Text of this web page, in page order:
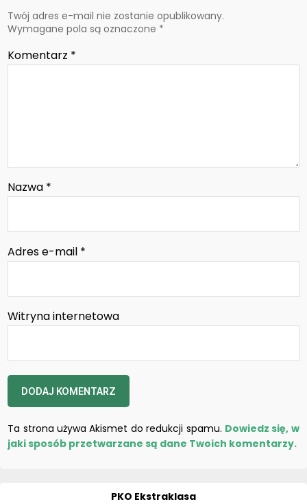
Twój adres e-mail nie zostanie opublikowany.
Wymagane pola są oznaczone *
Komentarz *
Nazwa *
Adres e-mail *
Witryna internetowa
Ta strona używa Akismet do redukcji spamu. Dowiedz się, w
jaki sposób przetwarzane są dane Twoich komentarzy.
PKO Ekstraklasa